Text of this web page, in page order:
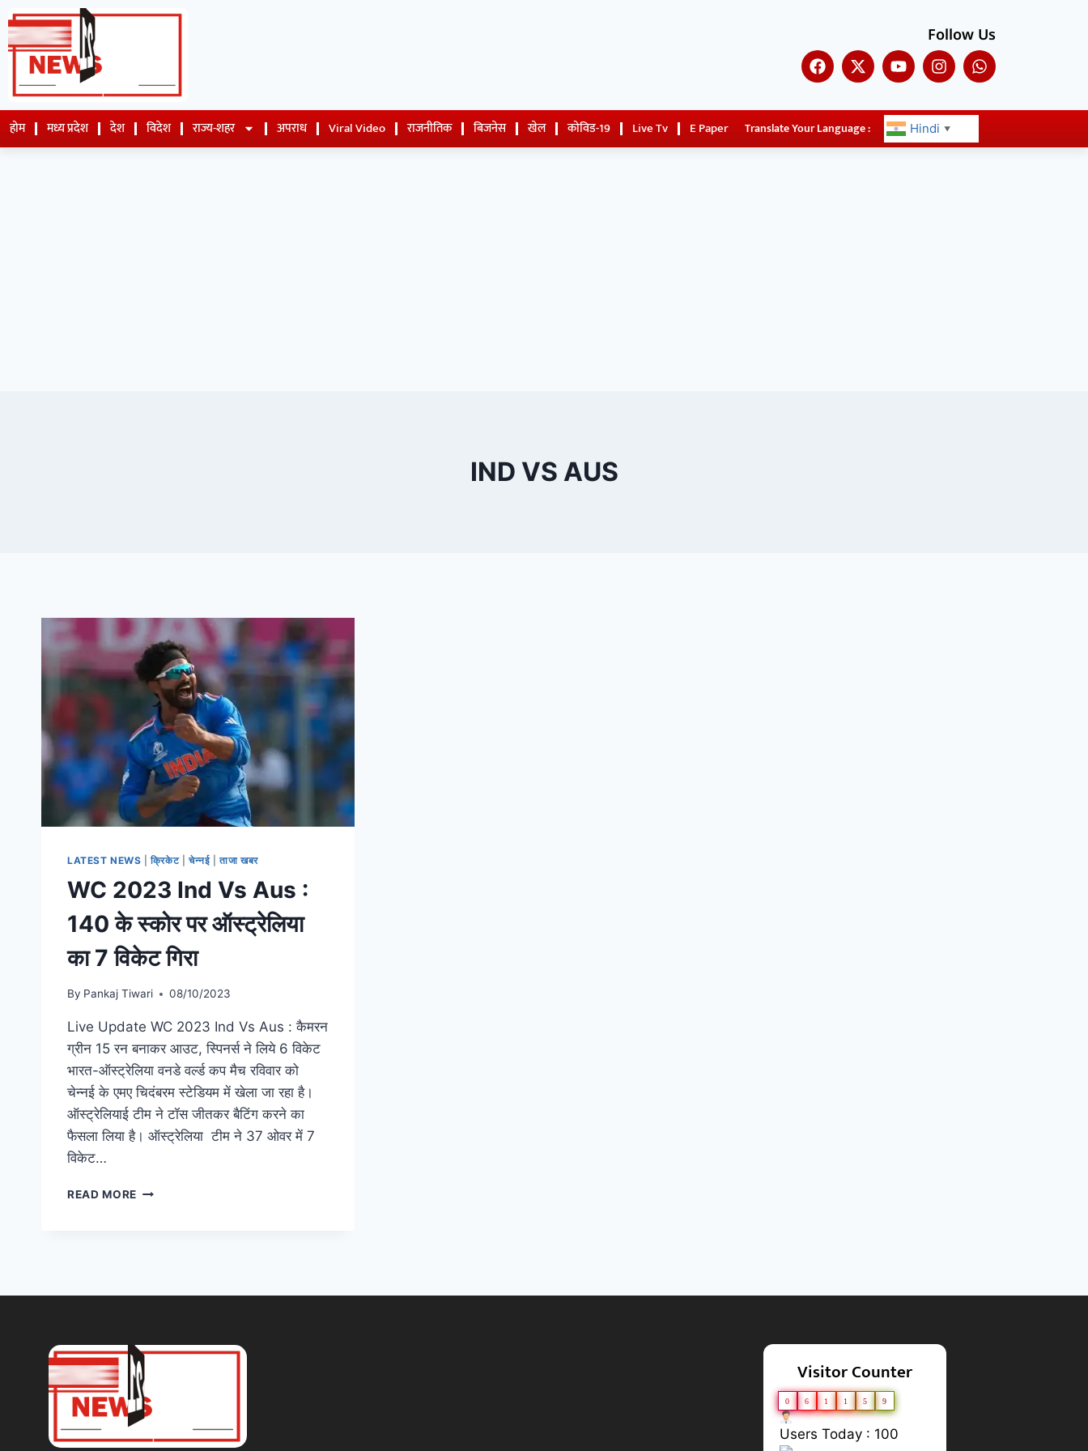
Follow Us
होम मध्य प्रदेश देश विदेश राज्य-शहर अपराध Viral Video राजनीतिक बिजनेस खेल कोविड-19 Live Tv E Paper Translate Your Language : Hindi ▼
IND VS AUS
LATEST NEWS |क्रिकेट| चेन्नई|ताजा खबर
WC 2023 Ind Vs Aus :
140 के स्कोर पर ऑस्ट्रेलिया
का 7 विकेट गिरा
By Pankaj Tiwari 08/10/2023
Live Update WC 2023 Ind Vs Aus : कैमरन
ग्रीन 15 रन बनाकर आउट, स्पिनर्स ने लिये 6 विकेट
भारत-ऑस्ट्रेलिया वनडे वर्ल्ड कप मैच रविवार को
चेन्नई के एमए चिदंबरम स्टेडियम में खेला जा रहा है।
ऑस्ट्रेलियाई टीम ने टॉस जीतकर बैटिंग करने का
फैसला लिया है। ऑस्ट्रेलिया टीम ने 37 ओवर में 7
विकेट…
READ MORE
Visitor Counter
0 6 1 1 5 9
Users Today : 100